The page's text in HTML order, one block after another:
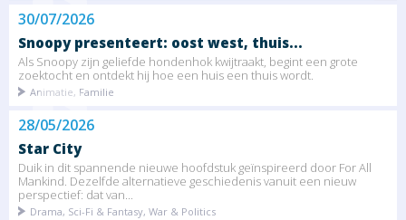
30/07/2026
Snoopy presenteert: oost west, thuis...
Als Snoopy zijn geliefde hondenhok kwijtraakt, begint een grote
zoektocht en ontdekt hij hoe een huis een thuis wordt.
Animatie, Familie
28/05/2026
Star City
Duik in dit spannende nieuwe hoofdstuk geïnspireerd door For All
Mankind. Dezelfde alternatieve geschiedenis vanuit een nieuw
perspectief: dat van...
Drama, Sci-Fi & Fantasy, War & Politics